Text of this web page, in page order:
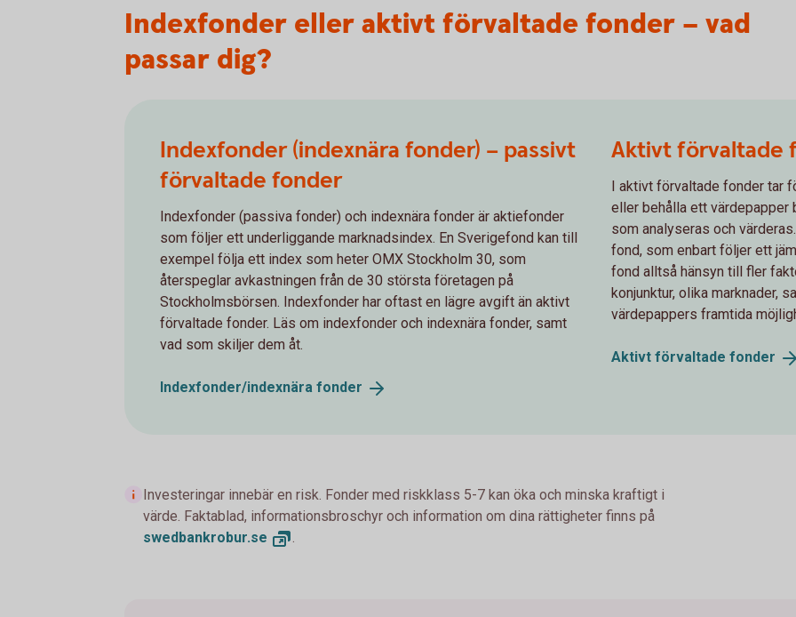
Indexfonder eller aktivt förvaltade fonder – vad
passar dig?
Indexfonder (indexnära fonder) – passivt
förvaltade fonder
Indexfonder (passiva fonder) och indexnära fonder är aktiefonder
som följer ett underliggande marknadsindex. En Sverigefond kan till
exempel följa ett index som heter OMX Stockholm 30, som
återspeglar avkastningen från de 30 största företagen på
Stockholmsbörsen. Indexfonder har oftast en lägre avgift än aktivt
förvaltade fonder. Läs om indexfonder och indexnära fonder, samt
vad som skiljer dem åt.
Indexfonder/indexnära fonder
Aktivt förvaltade
I aktivt förvaltade fonder tar
eller behålla ett värdepapper
som analyseras och
fond, som enbart följer ett
fond alltså hänsyn till fler
konjunktur, olika marknader,
värdepappers framtida
Aktivt förvaltade fonder
Investeringar innebär en risk. Fonder med riskklass 5-7 kan öka och minska kraftigt i
värde. Faktablad, informationsbroschyr och information om dina rättigheter finns på
swedbankrobur.se